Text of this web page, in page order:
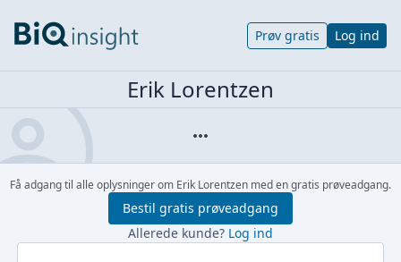
Prøv gratis Log ind
Erik Lorentzen
Få adgang til alle oplysninger om Erik Lorentzen med en gratis prøveadgang.
Bestil gratis prøveadgang
Allerede kunde? Log ind